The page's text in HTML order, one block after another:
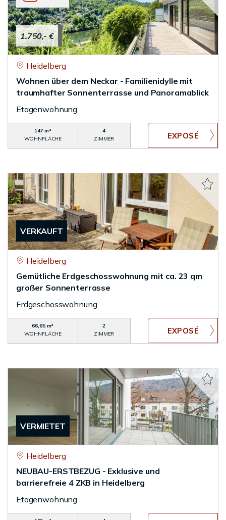
1.750,- €
Heidelberg
Wohnen über dem Neckar - Familienidylle mit
traumhafter Sonnenterrasse und Panoramablick
Etagenwohnung
147 m²
WOHNFLÄCHE
4
ZIMMER
VERKAUFT
Heidelberg
Gemütliche Erdgeschosswohnung mit ca. 23 qm
großer Sonnenterrasse
Erdgeschosswohnung
66,65 m²
WOHNFLÄCHE
2
ZIMMER
VERMIETET
Heidelberg
NEUBAU-ERSTBEZUG - Exklusive und
barrierefreie 4 ZKB in Heidelberg
Etagenwohnung